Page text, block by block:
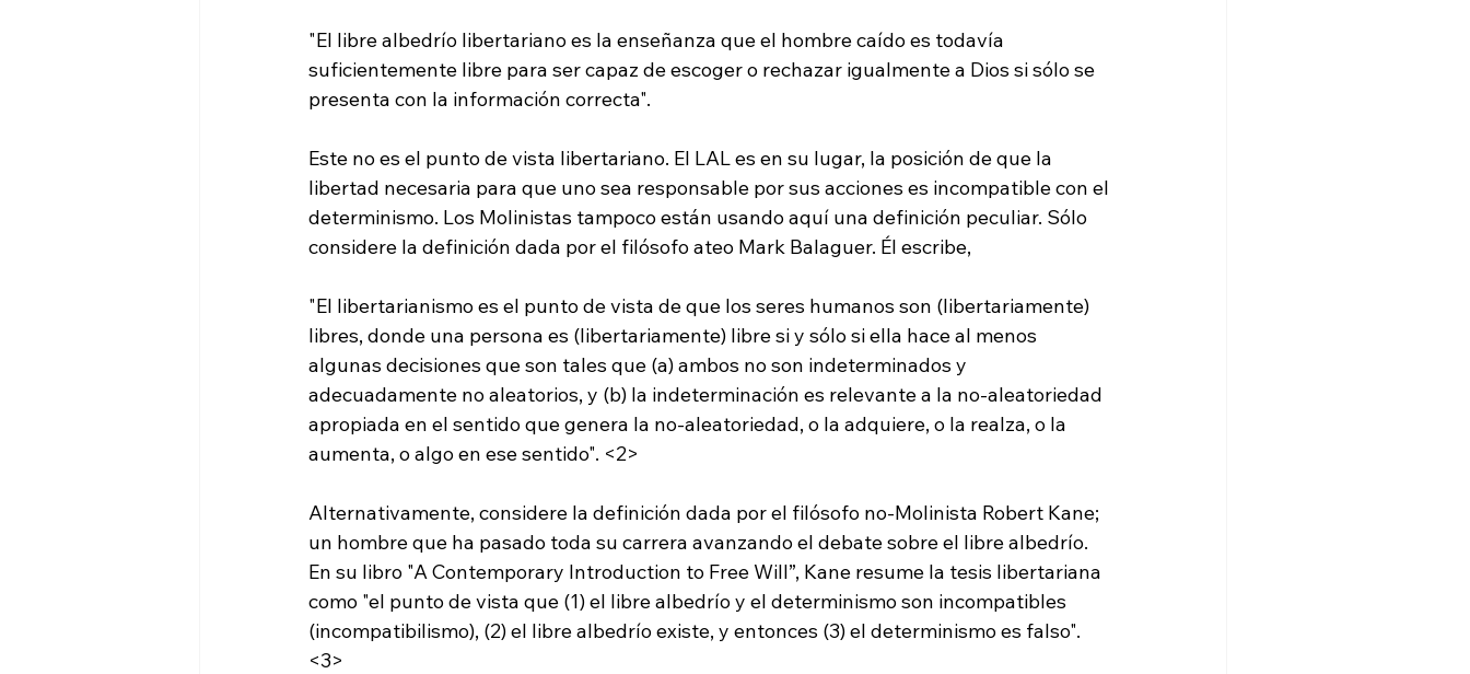
"El libre albedrío libertariano es la enseñanza que el hombre caído es todavía
suficientemente libre para ser capaz de escoger o rechazar igualmente a Dios si sólo se
presenta con la información correcta".
Este no es el punto de vista libertariano. El LAL es en su lugar, la posición de que la
libertad necesaria para que uno sea responsable por sus acciones es incompatible con el
determinismo. Los Molinistas tampoco están usando aquí una definición peculiar. Sólo
"El libertarianismo es el punto de vista de que los seres humanos son (libertariamente)
libres, donde una persona es (libertariamente) libre si y sólo si ella hace al menos
algunas decisiones que son tales que (a) ambos no son indeterminados y
adecuadamente no aleatorios, y (b) la indeterminación es relevante a la no-aleatoriedad
apropiada en el sentido que genera la no-aleatoriedad, o la adquiere, o la realza, o la
aumenta, o algo en ese sentido". <2>
Alternativamente, considere la definición dada por el filósofo no-Molinista Robert Kane;
un hombre que ha pasado toda su carrera avanzando el debate sobre el libre albedrío.
En su libro "A Contemporary Introduction to Free Will”, Kane resume la tesis libertariana
como "el punto de vista que (1) el libre albedrío y el determinismo son incompatibles
(incompatibilismo), (2) el libre albedrío existe, y entonces (3) el determinismo es falso".
<3>